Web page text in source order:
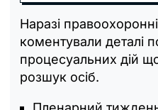
Наразі
коментували деталі
процесуальних дій
розшук осіб.